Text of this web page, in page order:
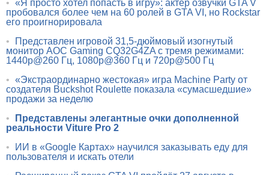
• «Я просто хотел попасть в игру»: актёр озвучки GTA V
пробовался более чем на 60 ролей в GTA VI, но Rockstar
его проигнорировала
•
Представлен игровой 31,5-дюймовый изогнутый
монитор AOC Gaming CQ32G4ZA с тремя режимами:
1440p@260 Гц, 1080p@360 Гц и 720p@500 Гц
• «Экстраординарно жестокая» игра Machine Party от
создателя Buckshot Roulette показала «сумасшедшие»
продажи за неделю
•
Представлены элегантные очки дополненной
реальности Viture Pro 2
•
ИИ в «Google Картах» научился заказывать еду для
пользователя и искать отели